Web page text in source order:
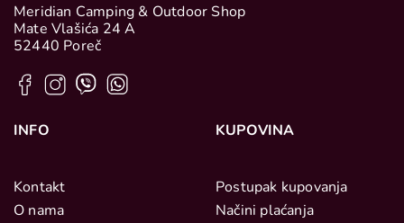
Meridian Camping & Outdoor Shop
Mate Vlašića 24 A
52440 Poreč
INFO
Kontakt
O nama
KUPOVINA
Postupak kupovanja
Načini plaćanja